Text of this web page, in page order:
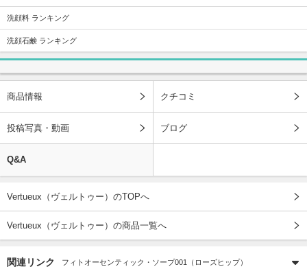
洗顔料 ランキング
洗顔石鹸 ランキング
商品情報 クチコミ
投稿写真・動画 ブログ
Q&A
Vertueux（ヴェルトゥー）のTOPへ
Vertueux（ヴェルトゥー）の商品一覧へ
関連リンク フィトオーセンティック・ソープ001（ローズヒップ）